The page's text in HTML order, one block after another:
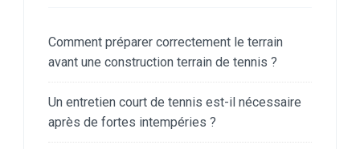
Comment préparer correctement le terrain
avant une construction terrain de tennis ?
Un entretien court de tennis est-il nécessaire
après de fortes intempéries ?